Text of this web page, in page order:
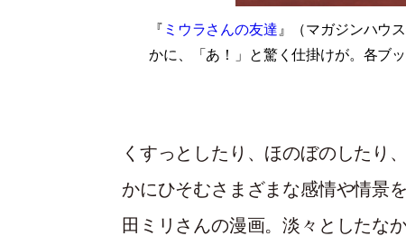
『 ミウラさんの友達 』（マガジンハウ
かに、「あ！」と驚く仕掛けが。各ブ
くすっとしたり、ほのぼのしたり
かにひそむさまざまな感情や情景
田ミリさんの漫画。淡々としたな